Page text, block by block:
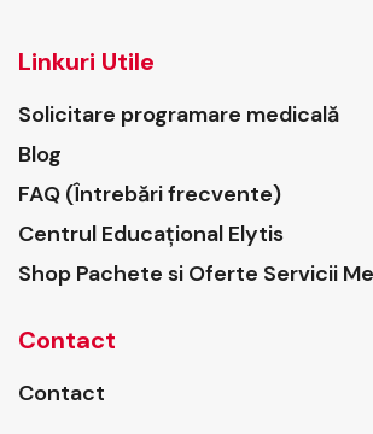
Linkuri Utile
Solicitare programare medicală
Blog
FAQ (Întrebări frecvente)
Centrul Educațional Elytis
Shop Pachete si Oferte Servicii
Contact
Contact